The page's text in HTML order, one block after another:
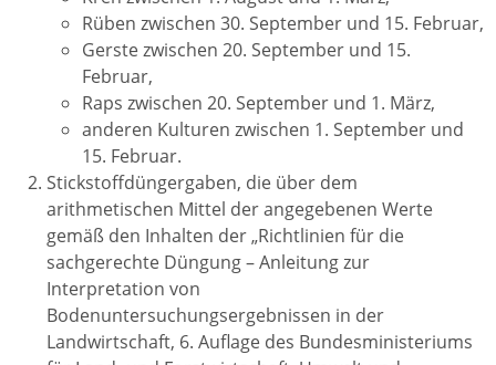
Rüben zwischen 30. September und 15. Februar,
Gerste zwischen 20. September und 15.
Februar,
Raps zwischen 20. September und 1. März,
anderen Kulturen zwischen 1. September und
15. Februar.
Stickstoffdüngergaben, die über dem
arithmetischen Mittel der angegebenen Werte
gemäß den Inhalten der „Richtlinien für die
sachgerechte Düngung – Anleitung zur
Interpretation von
Bodenuntersuchungsergebnissen in der
Landwirtschaft, 6. Auflage des Bundesministeriums